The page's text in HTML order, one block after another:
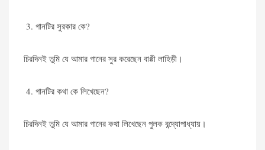
গানটির সুরকার কে?
চিরদিনই তুমি যে আমার গানের সুর করেছেন বাপ্পী লাহিড়ী।
গানটির কথা কে লিখেছেন?
চিরদিনই তুমি যে আমার গানের কথা লিখেছেন পুলক বন্দ্যোপাধ্যায়।